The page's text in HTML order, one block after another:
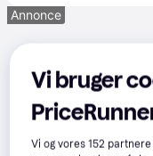
Annonce
Vi bruger
Vi og vores152 partnere